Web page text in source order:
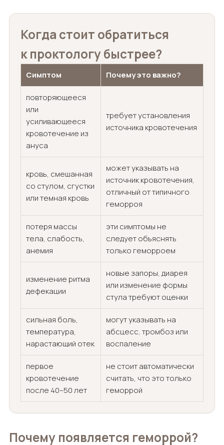
Когда стоит обратиться
к проктологу быстрее?
Симптом Почему это важно?
повторяющееся
или
усиливающееся
кровотечение из
ануса
требует установления
источника кровотечения
кровь, смешанная
со стулом, сгустки
или темная кровь
может указывать на
источник кровотечения,
отличный от типичного
геморроя
потеря массы
тела, слабость,
анемия
эти симптомы не
следует объяснять
только геморроем
изменение ритма
дефекации
новые запоры, диарея
или изменение формы
стула требуют оценки
сильная боль,
температура,
нарастающий отек
могут указывать на
абсцесс, тромбоз или
воспаление
первое
кровотечение
после 40–50 лет
не стоит автоматически
считать, что это только
геморрой
Почему появляется геморрой?